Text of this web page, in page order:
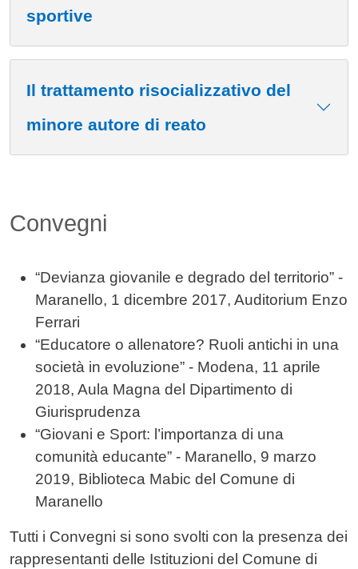
sportive
Il trattamento risocializzativo del
minore autore di reato
Convegni
“Devianza giovanile e degrado del territorio” -
Maranello, 1 dicembre 2017, Auditorium Enzo
Ferrari
“Educatore o allenatore? Ruoli antichi in una
società in evoluzione” - Modena, 11 aprile
2018, Aula Magna del Dipartimento di
Giurisprudenza
“Giovani e Sport: l’importanza di una
comunità educante” - Maranello, 9 marzo
2019, Biblioteca Mabic del Comune di
Maranello
Tutti i Convegni si sono svolti con la presenza dei
rappresentanti delle Istituzioni del Comune di